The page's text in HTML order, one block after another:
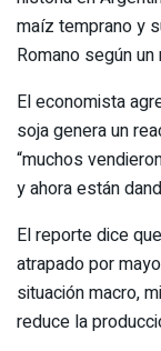
maíz temprano y
Romano según
El economista
soja genera un
“muchos
y ahora están
El reporte dice
atrapado por
situación macro,
reduce la